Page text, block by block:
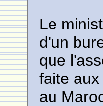
Le
d'un
que
faite
au